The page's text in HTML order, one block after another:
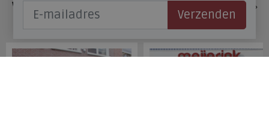
Veelgestelde vragen
Verzenden